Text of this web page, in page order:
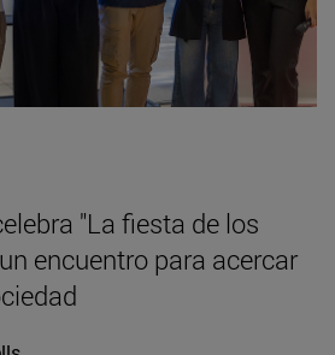
"La fiesta de los
encuentro para acercar